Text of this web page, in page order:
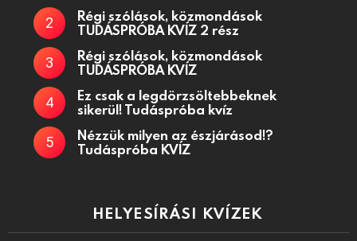
Régi szólások, közmondások
TUDÁSPRÓBA KVÍZ 2 rész
Régi szólások, közmondások
TUDÁSPRÓBA KVÍZ
Ez csak a legdörzsöltebbeknek
sikerül! Tudáspróba kvíz
Nézzük milyen az észjárásod!?
Tudáspróba KVÍZ
HELYESÍRÁSI KVÍZEK